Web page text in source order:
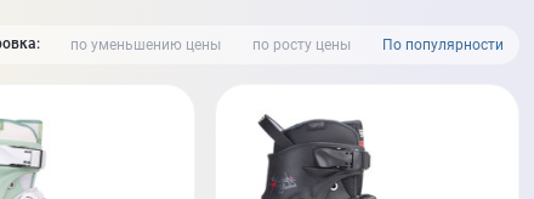
По популярности
по росту цены
по уменьшению цены